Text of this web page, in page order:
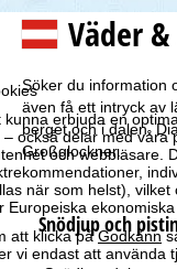
kunna erbjuda en
– också delar med våra
och webbläsare.
när som helst),
Europeiska
att klicka påGodkänn
vi endast att använda
t
r
t
s
i
Väder
Söker du information
även få ett intryck av
berget och i dalen.
Großglockner.
Snödjup och